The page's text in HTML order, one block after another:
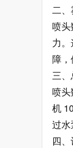
二
喷
力
障，
三
喷
机
过水
四